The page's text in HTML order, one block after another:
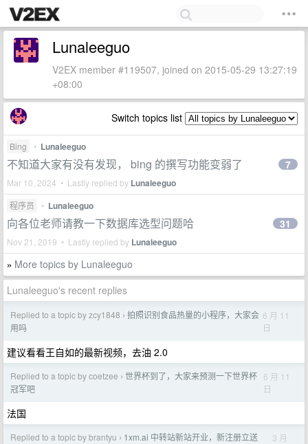
Lunaleeguo
V2EX member #119507, joined on 2015-05-29 13:27:19
+08:00
Switch topics list
Bing • Lunaleeguo
不知道大家有没有发现， bing 的撰写功能变弱了
Mar 10, 2024 • Lastly replied by Lunaleeguo
7
程序员 • Lunaleeguo
向各位老师请教一下数据库选型问题哈
Nov 21, 2019 • Lastly replied by Lunaleeguo
31
» More topics by Lunaleeguo
Lunaleeguo's recent replies
Replied to a topic by zcy1848 › 拍照识别食品热量的小程序，大家会
用吗
6 月 11
日
建议看看王自如的最新视频，去油 2.0
Replied to a topic by coetzee › 世界杯到了，大家来预测一下世界杯
冠军吧
6 月 11
日
法国
Replied to a topic by brantyu › 1xm.ai 中转站新站开业，新注册立送
3 月